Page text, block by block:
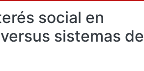
social en
sistemas de